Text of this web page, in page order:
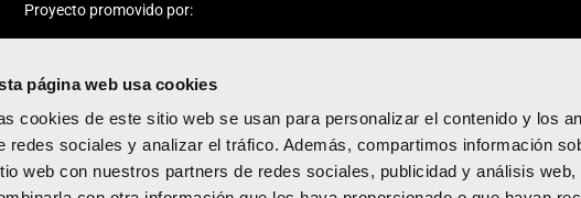
página web usa cookies
cookies de este sitio web se usan para personalizar el contenido y los
redes sociales y analizar el tráfico. Además, compartimos información
web con nuestros partners de redes sociales, publicidad y análisis web,
Proyecto promovido por:
Política de privacidad